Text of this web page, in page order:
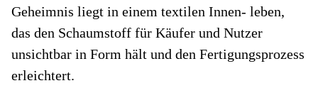
Geheimnis liegt in einem textilen Innen- leben,
das den Schaumstoff für Käufer und Nutzer
unsichtbar in Form hält und den Fertigungsprozess
erleichtert.